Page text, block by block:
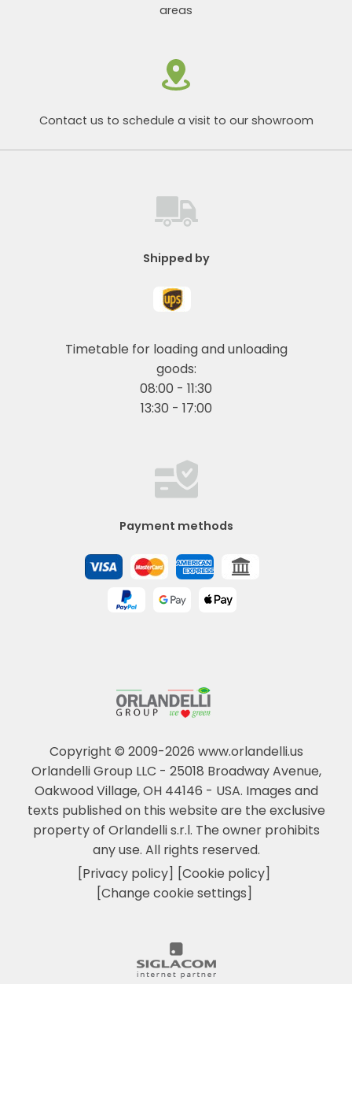
areas
Contact us to schedule a visit to our showroom
Copyright © 2009-2026 www.orlandelli.us
Orlandelli Group LLC - 25018 Broadway Avenue,
Oakwood Village, OH 44146 - USA. Images and
texts published on this website are the exclusive
property of Orlandelli s.r.l. The owner prohibits
any use. All rights reserved.
[Privacy policy] [Cookie policy]
[Change cookie settings]
Shipped by
Timetable for loading and unloading
goods:
08:00 - 11:30
13:30 - 17:00
Payment methods